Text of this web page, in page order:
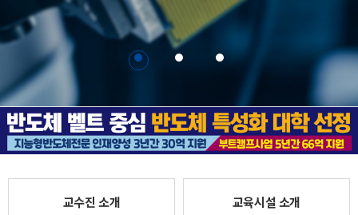
교수진 소개 교육시설 소개